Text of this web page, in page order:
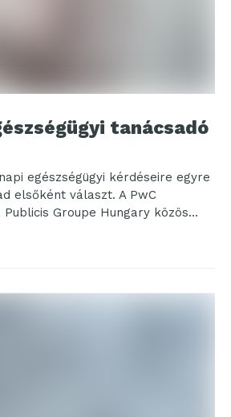
tanácsadó
egészségügyi kérdéseire egyre
elsőként választ. A PwC
Groupe Hungary közös